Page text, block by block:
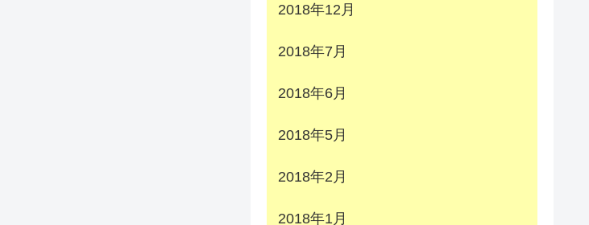
2018年12月
2018年7月
2018年6月
2018年5月
2018年2月
2018年1月